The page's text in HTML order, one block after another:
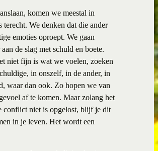
komen we meestal in
terecht. We denken dat die ander
emoties oproept. We gaan
de slag met schuld en boete.
niet fijn is wat we voelen, zoeken
in onszelf, in de ander, in
waar dan ook. Zo hopen we van
af te komen. Maar zolang het
conflict niet is opgelost, blijf je dit
in je leven. Het wordt een